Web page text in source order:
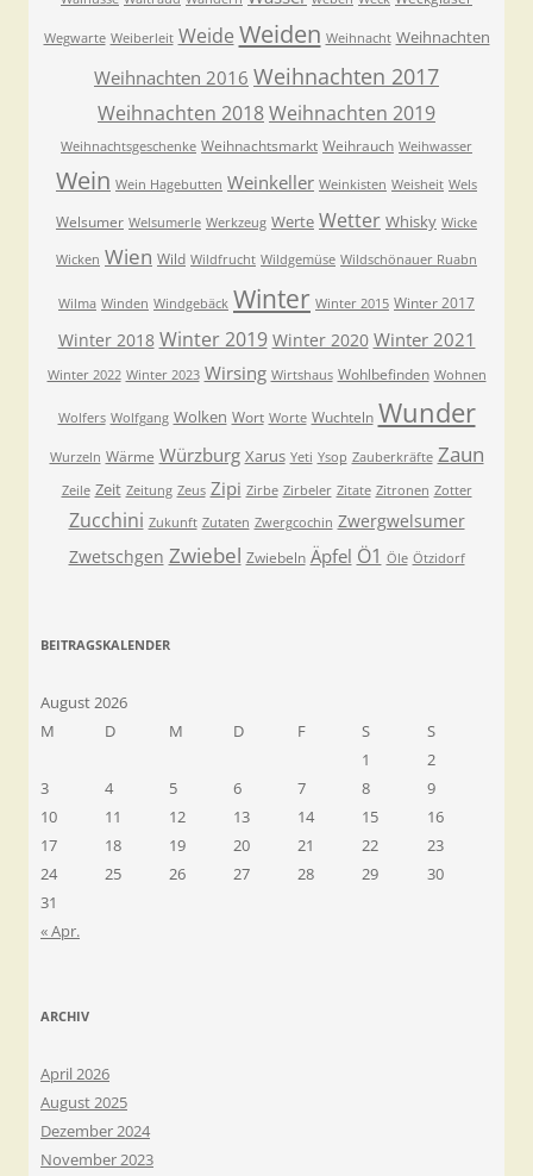
Wegwarte Weiberleit Weide Weiden Weihnacht Weihnachten
Weihnachten 2016 Weihnachten 2017
Weihnachten 2018Weihnachten 2019
Weihnachtsgeschenke Weihnachtsmarkt Weihrauch Weihwasser
Wein Wein Hagebutten Weinkeller Weinkisten Weisheit Wels
Welsumer Welsumerle Werkzeug Werte Wetter Whisky Wicke
Wicken Wien Wild Wildfrucht Wildgemüse Wildschönauer Ruabn
Wilma Winden Windgebäck Winter Winter 2015 Winter 2017
Winter 2018 Winter 2019 Winter 2020 Winter 2021
Winter 2022 Winter 2023 Wirsing Wirtshaus Wohlbefinden Wohnen
Wolfers Wolfgang Wolken Wort Worte Wuchteln Wunder
Wurzeln Wärme Würzburg Xarus Yeti Ysop Zauberkräfte Zaun
Zeile Zeit Zeitung Zeus Zipi Zirbe Zirbeler Zitate Zitronen Zotter
Zucchini Zukunft Zutaten Zwergcochin Zwergwelsumer
Zwetschgen Zwiebel Zwiebeln Äpfel Ö1 Öle Ötzidorf
BEITRAGSKALENDER
August 2026
M
D M D F S
S
1
2
3
4 5 6 7 8
9
10
11 12 13 14 15
16
17
18 19 20 21 22
23
24
25 26 27 28 29
30
31
« Apr.
ARCHIV
April 2026
August 2025
Dezember 2024
November 2023